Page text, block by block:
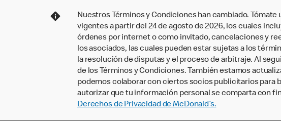
Nuestros Términos y Condiciones han cambiado.
vigentes a partir del 24 de agosto de 2026, los cuales
órdenes por internet o como invitado, cancelaciones y
los asociados, las cuales pueden estar sujetas a los
la resolución de disputas y el proceso de arbitraje. Al
de los Términos y Condiciones. También estamos
podemos colaborar con ciertos socios publicitarios para
autorizar que tu información personal se comparta con
Derechos de Privacidad de McDonald’s.